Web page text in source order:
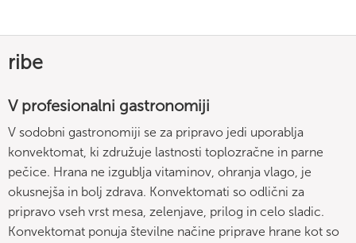
ribe
V profesionalni gastronomiji
V sodobni gastronomiji se za pripravo jedi uporablja
konvektomat, ki združuje lastnosti toplozračne in parne
pečice. Hrana ne izgublja vitaminov, ohranja vlago, je
okusnejša in bolj zdrava. Konvektomati so odlični za
pripravo vseh vrst mesa, zelenjave, prilog in celo sladic.
Konvektomat ponuja številne načine priprave hrane kot so